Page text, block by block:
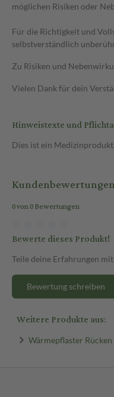
möglichen Risiken oder
Für die Richtigkeit und
selbstverständlich
Zu Risiken und
Vielen Dank für dein
Hinweistexte und
Dies ist ein Medizinprodukt.
0 von 0 Bewertungen
Bewerte dieses Produkt!
Teile deine Erfahrungen
Bewertung schreiben
Weitere Produkte aus:
Wärmepflaster Rücken